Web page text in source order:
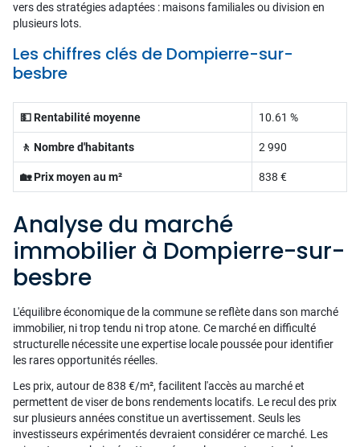
vers des stratégies adaptées : maisons familiales ou division en
plusieurs lots.
Les chiffres clés de Dompierre-sur-
besbre
💵 Rentabilité moyenne 10.61 %
🚶 Nombre d'habitants 2 990
🏡 Prix moyen au m² 838 €
Analyse du marché
immobilier à Dompierre-sur-
besbre
L'équilibre économique de la commune se reflète dans son marché
immobilier, ni trop tendu ni trop atone. Ce marché en difficulté
structurelle nécessite une expertise locale poussée pour identifier
les rares opportunités réelles.
Les prix, autour de 838 €/m², facilitent l'accès au marché et
permettent de viser de bons rendements locatifs. Le recul des prix
sur plusieurs années constitue un avertissement. Seuls les
investisseurs expérimentés devraient considérer ce marché. Les